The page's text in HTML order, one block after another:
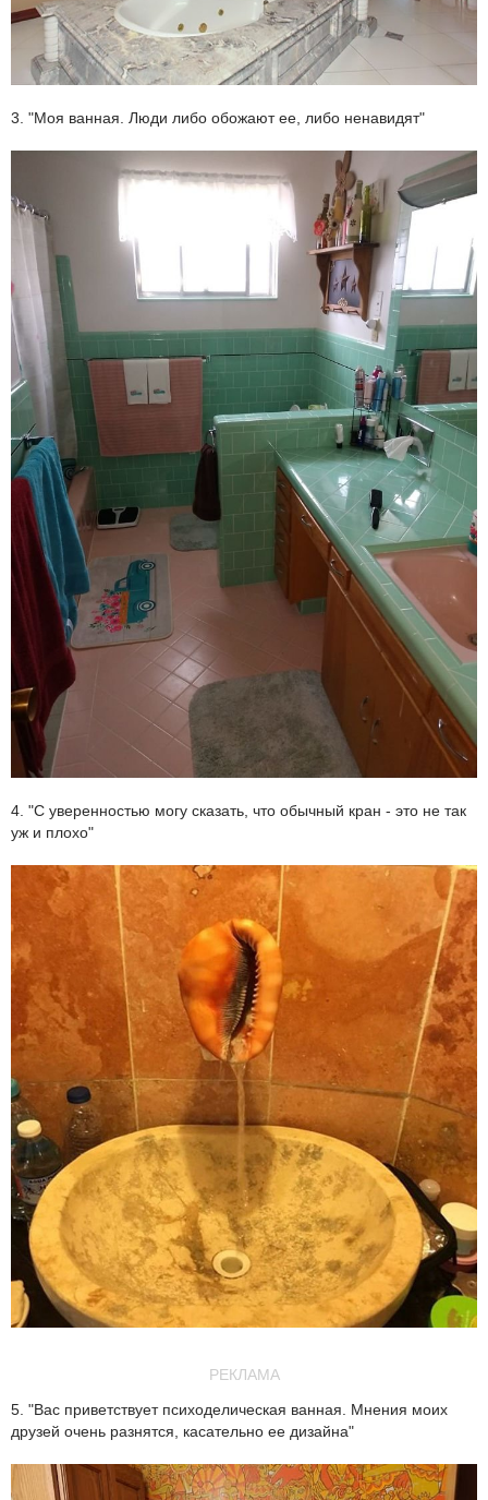
3. "Моя ванная. Люди либо обожают ее, либо ненавидят"
4. "С уверенностью могу сказать, что обычный кран - это не так
уж и плохо"
РЕКЛАМА
5. "Вас приветствует психоделическая ванная. Мнения моих
друзей очень разнятся, касательно ее дизайна"